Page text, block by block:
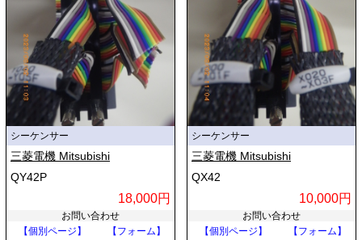
シーケンサー
三菱電機 Mitsubishi
QY42P
18,000円
お問い合わせ
【個別ページ】
【フォーム】
シーケンサー
三菱電機 Mitsubishi
QX42
10,000円
お問い合わせ
【個別ページ】
【フォーム】